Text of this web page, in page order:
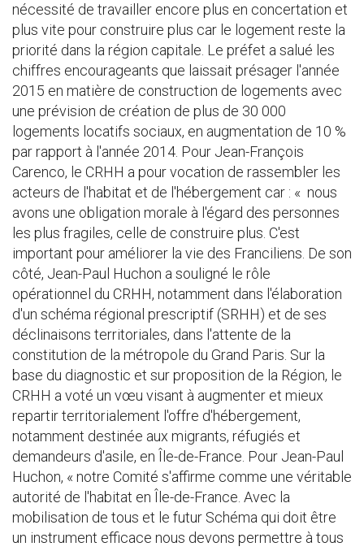
nécessité de travailler encore plus en concertation et
plus vite pour construire plus car le logement reste la
priorité dans la région capitale. Le préfet a salué les
chiffres encourageants que laissait présager l'année
2015 en matière de construction de logements avec
une prévision de création de plus de 30 000
logements locatifs sociaux, en augmentation de 10 %
par rapport à l'année 2014. Pour Jean-François
Carenco, le CRHH a pour vocation de rassembler les
acteurs de l'habitat et de l'hébergement car : « nous
avons une obligation morale à l'égard des personnes
les plus fragiles, celle de construire plus. C'est
important pour améliorer la vie des Franciliens. De son
côté, Jean-Paul Huchon a souligné le rôle
opérationnel du CRHH, notamment dans l'élaboration
d'un schéma régional prescriptif (SRHH) et de ses
déclinaisons territoriales, dans l'attente de la
constitution de la métropole du Grand Paris. Sur la
base du diagnostic et sur proposition de la Région, le
CRHH a voté un vœu visant à augmenter et mieux
repartir territorialement l'offre d'hébergement,
notamment destinée aux migrants, réfugiés et
demandeurs d'asile, en Île-de-France. Pour Jean-Paul
Huchon, « notre Comité s'affirme comme une véritable
autorité de l'habitat en Île-de-France. Avec la
mobilisation de tous et le futur Schéma qui doit être
un instrument efficace nous devons permettre à tous